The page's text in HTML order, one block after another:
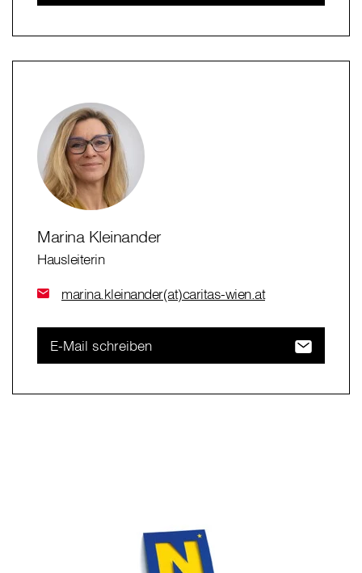
Marina Kleinander
Hausleiterin
marina.kleinander(at)caritas-wien.at
E-Mail schreiben